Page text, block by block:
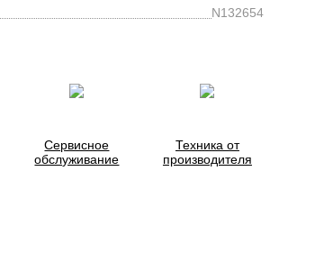
N132654
Сервисное
обслуживание
Техника от
производителя